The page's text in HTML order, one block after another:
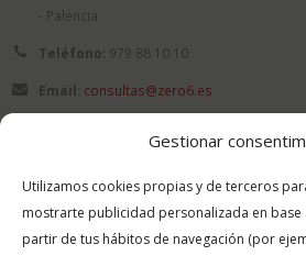
Gestionar
Utilizamos cookies propias y de terceros
mostrarte publicidad personalizada en
partir de tus hábitos de navegación (por
- Palencia
Teléfono: 979 88 10 10
Email: consultas@zero6.es
Casas prefabricadas
16 agosto, 2016